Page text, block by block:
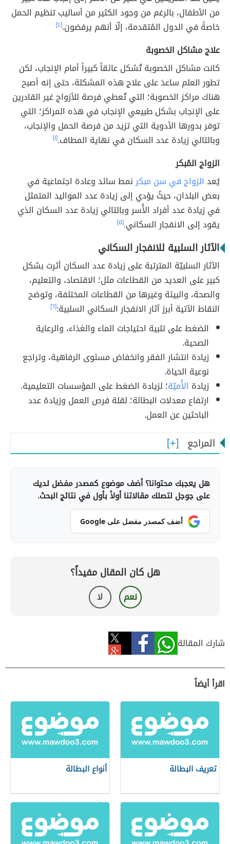
من الأطفال، بالرغم من وجود الكثير من أساليب تنظيم الحمل
خاصةً في الدول المُتقدمة، إلّا أنهم يرفضون.[٤]
علاج مشاكل الخصوبة
كانت مشاكل الخصوبة تُشكل عائقاً كبيراً أمام الإنجاب، لكن
تطور العلم ساعدَ على علاج هذه المشكلة، حتى إنه أصبح
هناك مراكز الخصوبة؛ التي تُعطي فرصة للأزواج غير القادرين
على الإنجاب بشكل طبيعي الإنجاب في هذه المراكز؛ التي
توفر بدورها الأدوية التي تزيد من فرصة الحمل والإنجاب،
وبالتالي زيادة عدد السكان في نهاية المطاف.[١]
الزواج المُبكر
يُعد الزواج في سن مبكرنمط سائد وعادة اجتماعية في
بعض البلدان، حيثُ يؤدي إلى زيادة عدد المواليد المتمثل
في زيادة عدد أفراد الأُسر وبالتالي زيادة عدد السكان الذي
يقود إلى الانفجار السكاني.[٥]
الآثار السلبية للانفجار السكاني
الآثار السلبيّة المترتبة على زيادة عدد السكان أثرت بشكل
كبير على العديد من القطاعات مثل؛ الاقتصاد، والتعليم،
والصحة، والبيئة وغيرها من القطاعات المختلفة، وتوضح
النقاط الآتية أبرز آثار الانفجار السكاني السلبية:[٦]
الضغط على تلبية احتياجات الماء والغذاء، والرعاية
الصحية.
زيادة انتشار الفقر وانخفاض مستوى الرفاهية، وتراجع
نوعية الحياة.
زيادة الأُميّة؛ لزيادة الضغط على المؤسسات التعليمية.
ارتفاع معدلات البطالة؛ لقلة فرص العمل وزيادة عدد
الباحثين عن العمل.
المراجع
هل يعجبك محتوانا؟ أضف موضوع كمصدر مفضل لديك
على جوجل لتصلك مقالاتنا أولاً بأول في نتائج البحث.
أضف كمصدر مفضل على Google
هل كان المقال مفيداً؟
نعم لا
شارك المقالة
اقرأ أيضاً
تعريف البطالة أنواع البطالة